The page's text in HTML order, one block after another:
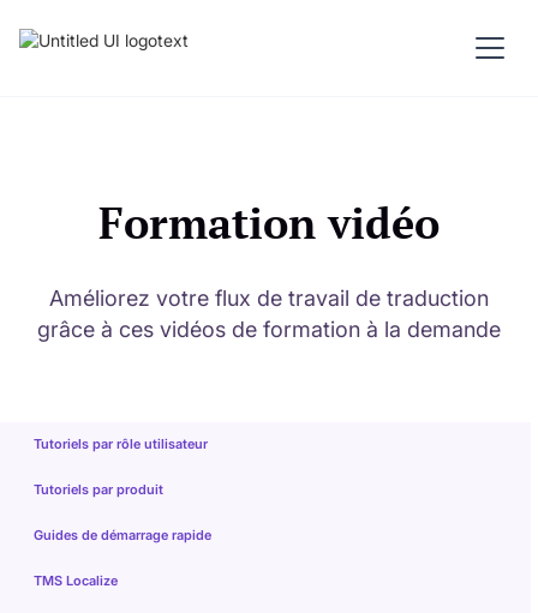
Formation vidéo
Améliorez votre flux de travail de traduction
grâce à ces vidéos de formation à la demande
Tutoriels par rôle utilisateur
Tutoriels par produit
Guides de démarrage rapide
TMS Localize